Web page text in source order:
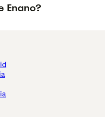
Enano?